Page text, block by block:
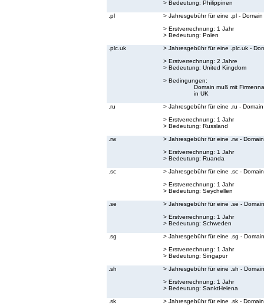
> Bedeutung: Philippinen
.pl
> Jahresgebühr für eine .pl - Domain
> Erstverrechnung: 1 Jahr
> Bedeutung: Polen
.plc.uk
> Jahresgebühr für eine .plc.uk -
> Erstverrechnung: 2 Jahre
> Bedeutung: United Kingdom
> Bedingungen:
Domain muß mit
in UK
.ru
> Jahresgebühr für eine .ru - Domain
> Erstverrechnung: 1 Jahr
> Bedeutung: Russland
.rw
> Jahresgebühr für eine .rw - Domain
> Erstverrechnung: 1 Jahr
> Bedeutung: Ruanda
.sc
> Jahresgebühr für eine .sc - Domain
> Erstverrechnung: 1 Jahr
> Bedeutung: Seychellen
.se
> Jahresgebühr für eine .se - Domain
> Erstverrechnung: 1 Jahr
> Bedeutung: Schweden
.sg
> Jahresgebühr für eine .sg - Domain
> Erstverrechnung: 1 Jahr
> Bedeutung: Singapur
.sh
> Jahresgebühr für eine .sh - Domain
> Erstverrechnung: 1 Jahr
> Bedeutung: SanktHelena
.sk
> Jahresgebühr für eine .sk - Domain